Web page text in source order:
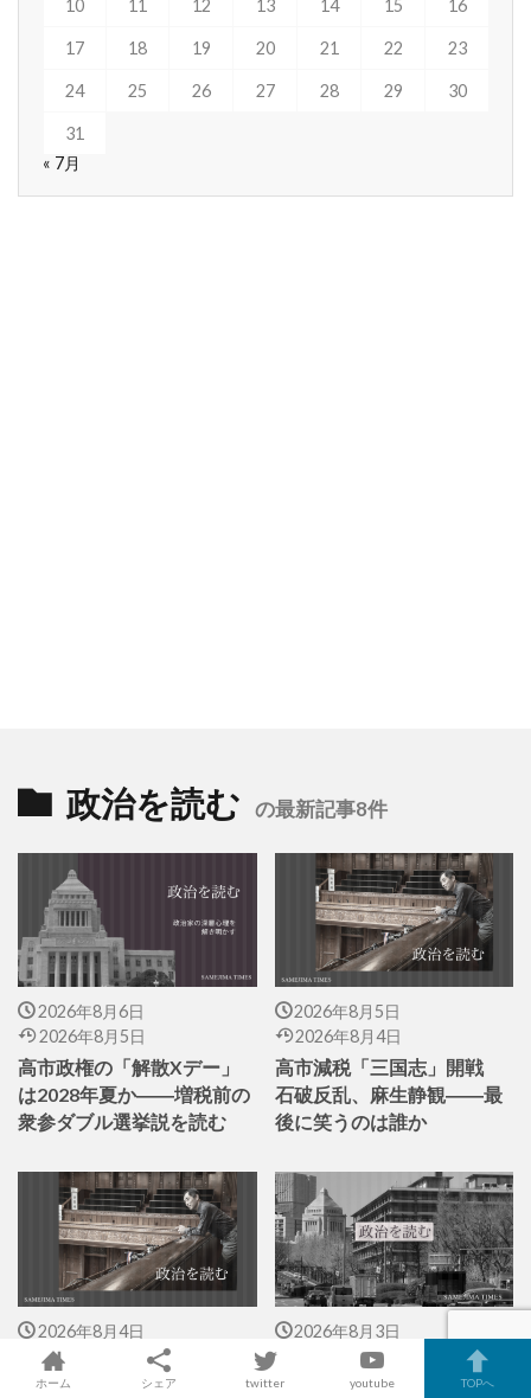
10 11 12 13 14 15 16
17 18 19 20 21 22 23
24 25 26 27 28 29 30
31
« 7月
政治を読む の最新記事8件
2026年8月6日
2026年8月5日
高市政権の「解散Xデー」
は2028年夏か――増税前の
衆参ダブル選挙説を読む
2026年8月5日
2026年8月4日
高市減税「三国志」開戦
石破反乱、麻生静観――最
後に笑うのは誰か
2026年8月4日
2026年8月2日
高市「２年後に戻す」が政
2026年8月3日
2026年8月3日
高市、熊本へ――総理は被
ホーム シェア twitter youtube TOPへ